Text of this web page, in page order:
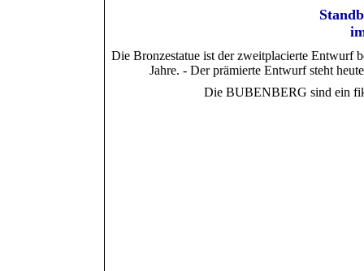
Die Bronzestatue ist der zweitplacierte Entwurf
Jahre. - Der prämierte Entwurf steht
Die BUBENBERG sind ein